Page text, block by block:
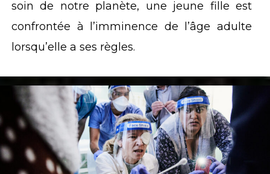
soin de notre planète, une jeune fille est
confrontée à l’imminence de l’âge adulte
lorsqu’elle a ses règles.